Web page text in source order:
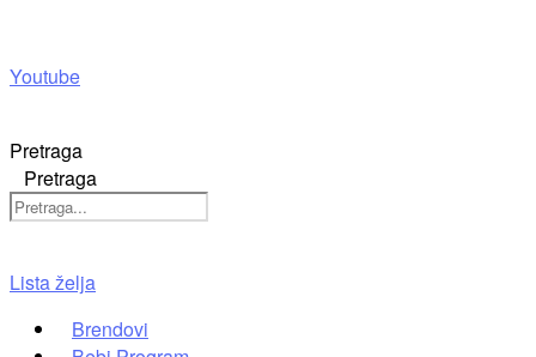
Youtube
Pretraga
Pretraga
Lista želja
Brendovi